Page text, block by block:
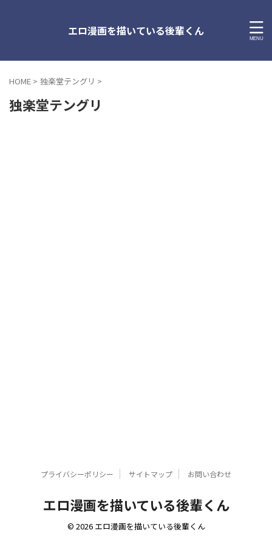
エロ漫画を描いている後輩くん
HOME > 独楽堂テングリ >
独楽堂テングリ
プライバシーポリシー サイトマップ お問い合わせ
エロ漫画を描いている後輩くん
© 2026 エロ漫画を描いている後輩くん